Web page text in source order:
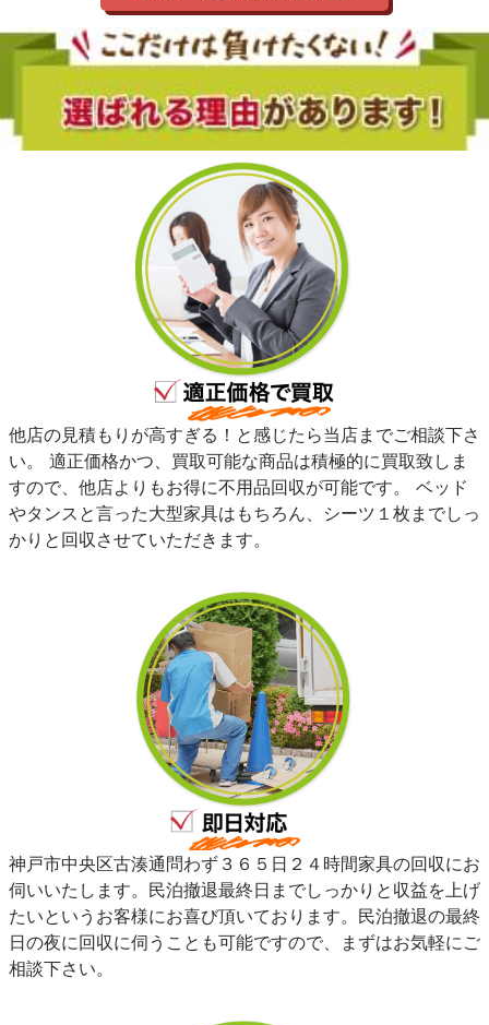
他店の見積もりが高すぎる！と感じたら当店までご相談下さ
い。 適正価格かつ、買取可能な商品は積極的に買取致しま
すので、他店よりもお得に不用品回収が可能です。 ベッド
やタンスと言った大型家具はもちろん、シーツ１枚までしっ
かりと回収させていただきます。
神戸市中央区古湊通問わず３６５日２４時間家具の回収にお
伺いいたします。民泊撤退最終日までしっかりと収益を上げ
たいというお客様にお喜び頂いております。民泊撤退の最終
日の夜に回収に伺うことも可能ですので、まずはお気軽にご
相談下さい。